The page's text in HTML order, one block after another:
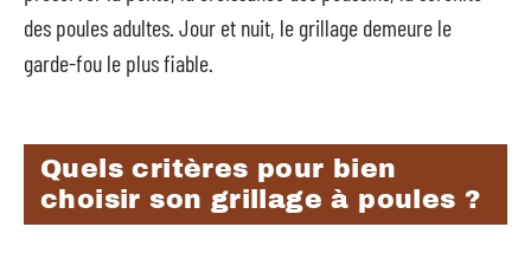
des poules adultes. Jour et nuit, le grillage demeure le
garde-fou le plus fiable.
Quels critères pour bien
choisir son grillage à poules ?